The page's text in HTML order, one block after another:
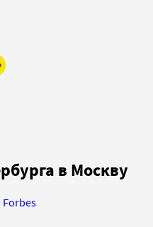
в Москву
Forbes